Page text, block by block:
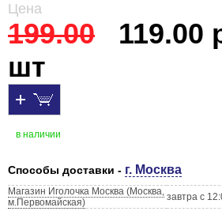
Цена
199.00
119.00
шт
в наличии
Способы доставки - г. Москва
Магазин Иголочка Москва (Москва,
м.Первомайская)
завтра с